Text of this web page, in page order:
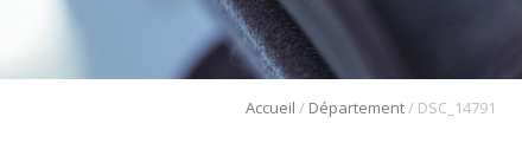
Accueil / Département/ DSC_14791